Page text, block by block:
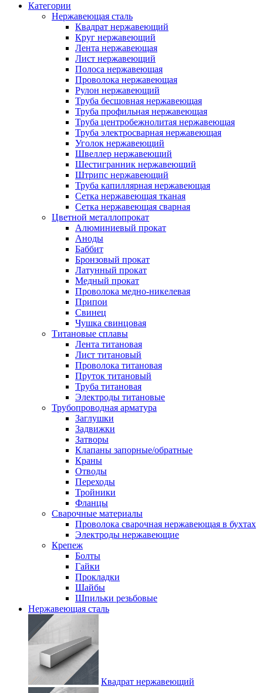
Категории
Нержавеющая сталь
Квадрат нержавеющий
Круг нержавеющий
Лента нержавеющая
Лист нержавеющий
Полоса нержавеющая
Проволока нержавеющая
Рулон нержавеющий
Труба бесшовная нержавеющая
Труба профильная нержавеющая
Труба центробежнолитая нержавеющая
Труба электросварная нержавеющая
Уголок нержавеющий
Швеллер нержавеющий
Шестигранник нержавеющий
Штрипс нержавеющий
Труба капиллярная нержавеющая
Сетка нержавеющая тканая
Сетка нержавеющая сварная
Цветной металлопрокат
Алюминиевый прокат
Аноды
Баббит
Бронзовый прокат
Латунный прокат
Медный прокат
Проволока медно-никелевая
Припои
Свинец
Чушка свинцовая
Титановые сплавы
Лента титановая
Лист титановый
Проволока титановая
Пруток титановый
Труба титановая
Электроды титановые
Трубопроводная арматура
Заглушки
Задвижки
Затворы
Клапаны запорные/обратные
Краны
Отводы
Переходы
Тройники
Фланцы
Сварочные материалы
Проволока сварочная нержавеющая в бухтах
Электроды нержавеющие
Крепеж
Болты
Гайки
Прокладки
Шайбы
Шпильки резьбовые
Нержавеющая сталь
Квадрат нержавеющий